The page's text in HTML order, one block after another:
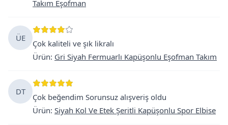
Takım Eşofman
ÜE
Çok kaliteli ve şık likralı
Ürün: Gri Siyah Fermuarlı Kapüşonlu Eşofman Takım
DT
Çok beğendim Sorunsuz alışveriş oldu
Ürün: Siyah Kol Ve Etek Şeritli Kapüşonlu Spor Elbise